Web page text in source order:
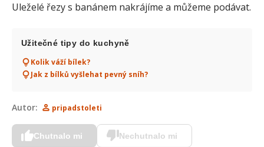
Uleželé řezy s banánem nakrájíme a můžeme podávat.
Užitečné tipy do kuchyně
Kolik váží bílek?
Jak z bílků vyšlehat pevný sníh?
Autor: pripadstoleti
Chutnalo mi Nechutnalo mi